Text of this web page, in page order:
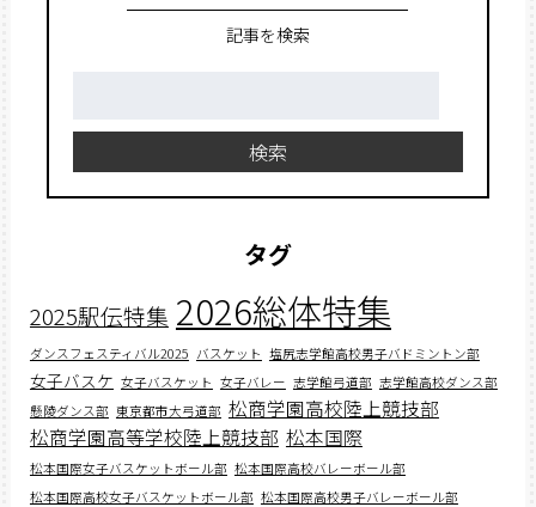
記事を検索
検索
タグ
2025駅伝特集 2026総体特集
ダンスフェスティバル2025 バスケット 塩尻志学館高校男子バドミントン部
女子バスケ 女子バスケット 女子バレー 志学館弓道部 志学館高校ダンス部
懸陵ダンス部 東京都市大弓道部 松商学園高校陸上競技部
松商学園高等学校陸上競技部 松本国際
松本国際女子バスケットボール部 松本国際高校バレーボール部
松本国際高校女子バスケットボール部 松本国際高校男子バレーボール部